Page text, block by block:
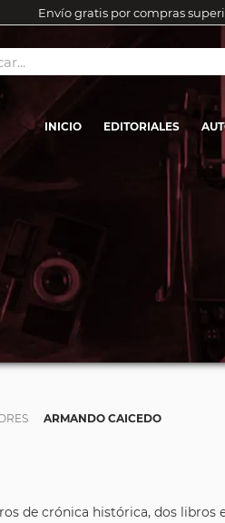
Envío gratis por compras
INICIO EDITORIALES
ARMANDO CAICEDO
de crónica histórica, dos